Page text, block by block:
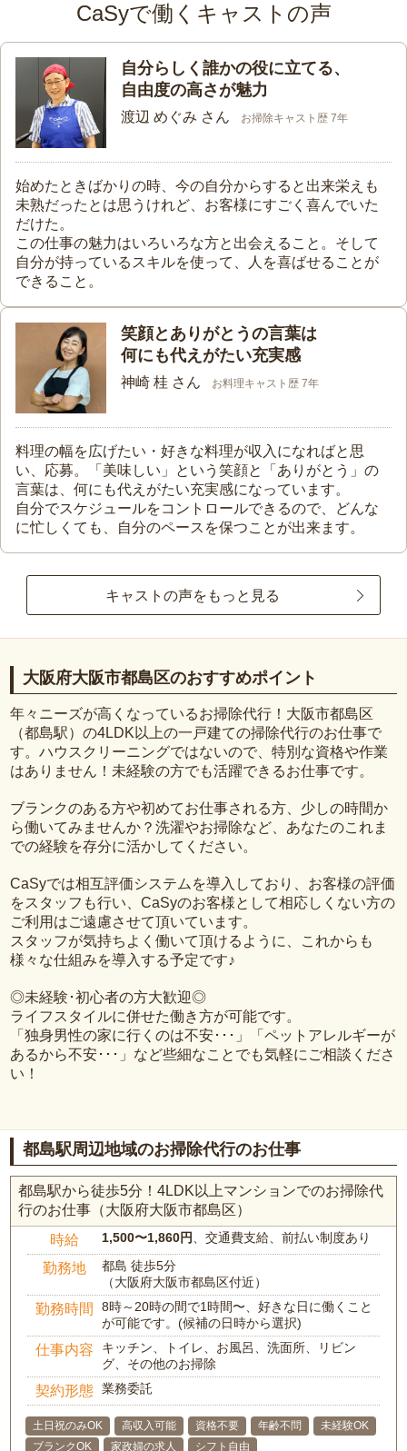
CaSyで働くキャストの声
自分らしく誰かの役に立てる、
自由度の高さが魅力
渡辺 めぐみ さん お掃除キャスト歴 7年
始めたときばかりの時、今の自分からすると出来栄えも
未熟だったとは思うけれど、お客様にすごく喜んでいた
だけた。
この仕事の魅力はいろいろな方と出会えること。そして
自分が持っているスキルを使って、人を喜ばせることが
できること。
笑顔とありがとうの言葉は
何にも代えがたい充実感
神崎 桂 さん お料理キャスト歴 7年
料理の幅を広げたい・好きな料理が収入になればと思
い、応募。「美味しい」という笑顔と「ありがとう」の
言葉は、何にも代えがたい充実感になっています。
自分でスケジュールをコントロールできるので、どんな
に忙しくても、自分のペースを保つことが出来ます。
キャストの声をもっと見る
大阪府大阪市都島区のおすすめポイント
年々ニーズが高くなっているお掃除代行！大阪市都島区
（都島駅）の4LDK以上の一戸建ての掃除代行のお仕事で
す。ハウスクリーニングではないので、特別な資格や作業
はありません！未経験の方でも活躍できるお仕事です。
ブランクのある方や初めてお仕事される方、少しの時間か
ら働いてみませんか？洗濯やお掃除など、あなたのこれま
での経験を存分に活かしてください。
CaSyでは相互評価システムを導入しており、お客様の評価
をスタッフも行い、CaSyのお客様として相応しくない方の
ご利用はご遠慮させて頂いています。
スタッフが気持ちよく働いて頂けるように、これからも
様々な仕組みを導入する予定です♪
◎未経験･初心者の方大歓迎◎
ライフスタイルに併せた働き方が可能です。
「独身男性の家に行くのは不安･･･」「ペットアレルギーが
あるから不安･･･」など些細なことでも気軽にご相談くださ
い！
都島駅周辺地域のお掃除代行のお仕事
都島駅から徒歩5分！4LDK以上マンションでのお掃除代
行のお仕事（大阪府大阪市都島区）
時給 1,500〜1,860円、交通費支給、前払い制度あり
勤務地
都島 徒歩5分
（大阪府大阪市都島区付近）
勤務時間
8時～20時の間で1時間〜、好きな日に働くこと
が可能です。(候補の日時から選択)
仕事内容
キッチン、トイレ、お風呂、洗面所、リビン
グ、その他のお掃除
契約形態 業務委託
土日祝のみOK 高収入可能 資格不要 年齢不問
未経験OK
ブランクOK
家政婦の求人 シフト自由